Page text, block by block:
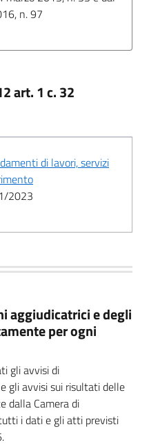
n. 97
art. 1 c. 32
di lavori, servizi
2023
aggiudicatrici e degli
per ogni
gli avvisi di
gli avvisi sui risultati delle
dalla Camera di
i dati e gli atti previsti